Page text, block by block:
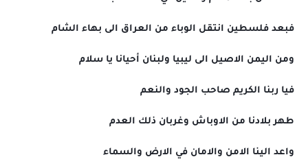
فبعد فلسطين انتقل الوباء من العراق الى بهاء الشام
ومن اليمن الاصيل الى ليبيا ولبنان أحيانا يا سلام
فيا ربنا الكريم صاحب الجود والنعم
طهر بلادنا من الاوباش وغربان ذلك العدم
واعد الينا الامن والامان في الارض والسماء